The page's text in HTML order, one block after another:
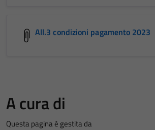
All.3 condizioni pagamento 2023
A cura di
Questa pagina è gestita da